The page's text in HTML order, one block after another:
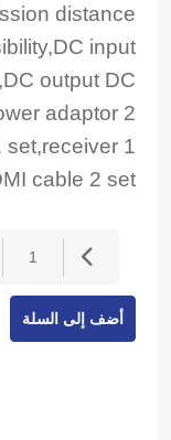
distance
input
output DC
adaptor 2
set,receiver 1
cable 2 set
1
أضف إلى السلة